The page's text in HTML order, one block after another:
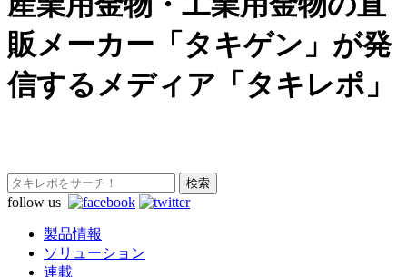
販メーカー「タキゲン」が発
信するメディア「タキレポ」
follow us
製品情報
ソリューション
連載